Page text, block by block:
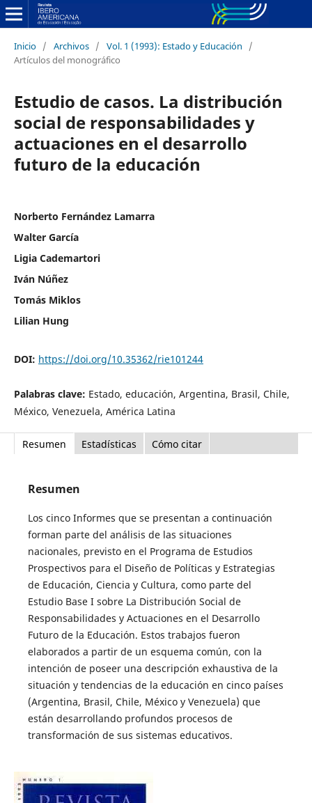
Inicio / Archivos / Vol. 1 (1993): Estado y Educación
/
Artículos del monográfico
Estudio de casos. La distribución
social de responsabilidades y
actuaciones en el desarrollo
futuro de la educación
Norberto Fernández Lamarra
Walter García
Ligia Cademartori
Iván Núñez
Tomás Miklos
Lilian Hung
DOI: https://doi.org/10.35362/rie101244
Palabras clave: Estado, educación, Argentina, Brasil, Chile,
México, Venezuela, América Latina
Resumen Estadísticas Cómo citar
Resumen
Los cinco Informes que se presentan a continuación
forman parte del análisis de las situaciones
nacionales, previsto en el Programa de Estudios
Prospectivos para el Diseño de Políticas y Estrategias
de Educación, Ciencia y Cultura, como parte del
Estudio Base I sobre La Distribución Social de
Responsabilidades y Actuaciones en el Desarrollo
Futuro de la Educación. Estos trabajos fueron
elaborados a partir de un esquema común, con la
intención de poseer una descripción exhaustiva de la
situación y tendencias de la educación en cinco países
(Argentina, Brasil, Chile, México y Venezuela) que
están desarrollando profundos procesos de
transformación de sus sistemas educativos.